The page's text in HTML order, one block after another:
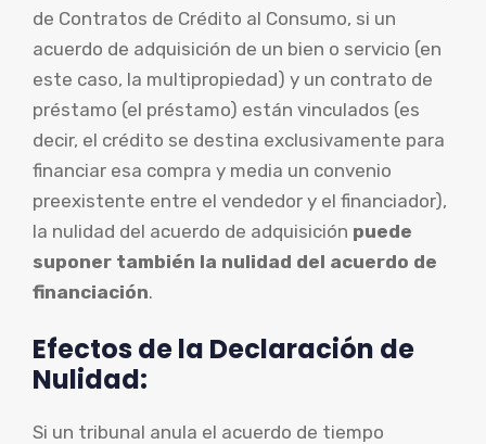
de Contratos de Crédito al Consumo, si un
acuerdo de adquisición de un bien o servicio (en
este caso, la multipropiedad) y un contrato de
préstamo (el préstamo) están vinculados (es
decir, el crédito se destina exclusivamente para
financiar esa compra y media un convenio
preexistente entre el vendedor y el financiador),
la nulidad del acuerdo de adquisición puede
suponer también la nulidad del acuerdo de
financiación.
Efectos de la Declaración de
Nulidad:
Si un tribunal anula el acuerdo de tiempo